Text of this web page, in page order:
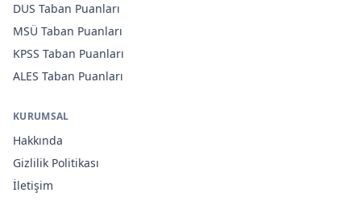
DUS Taban Puanları
MSÜ Taban Puanları
KPSS Taban Puanları
ALES Taban Puanları
KURUMSAL
Hakkında
Gizlilik Politikası
İletişim